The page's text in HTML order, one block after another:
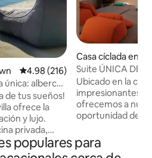
Calificación promedio: 4.98 de
4.98 (216)
única: alberca
de tus sueños!
ofrece la
y lujo.
privada,
disfrutar de
de
Casa cíclada en
Suite ÚNICA DE
aéreas de 270
Ubicado en la
impresionantes
ofrecemos a
oportunidad de
pretensiones. A
famoso
populares para